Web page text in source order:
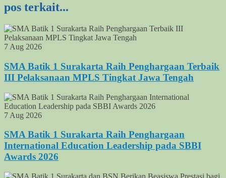
pos terkait...
7 Aug 2026
SMA Batik 1 Surakarta Raih Penghargaan Terbaik
III Pelaksanaan MPLS Tingkat Jawa Tengah
7 Aug 2026
SMA Batik 1 Surakarta Raih Penghargaan
International Education Leadership pada SBBI
Awards 2026